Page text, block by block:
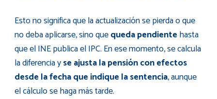
Esto no significa que la actualización se pierda o que
no deba aplicarse, sino quequeda pendiente hasta
que el INE publica el IPC. En ese momento, se calcula
la diferencia yse ajusta la pensión con efectos
desde la fecha que indique la sentencia, aunque
el cálculo se haga más tarde.